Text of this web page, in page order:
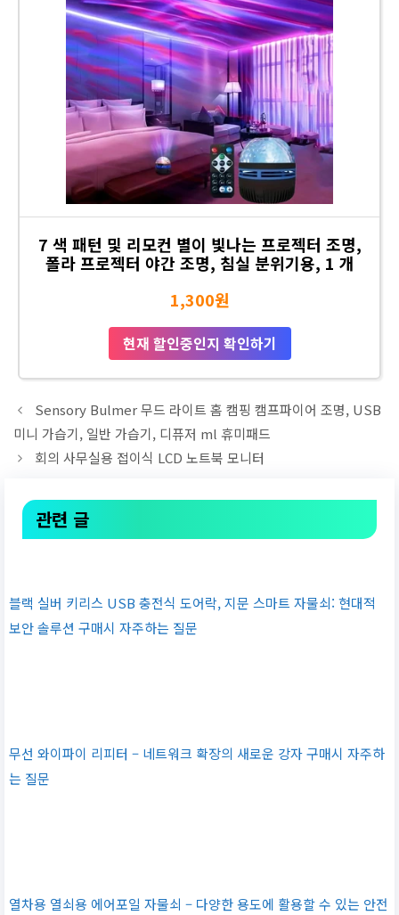
7 색 패턴 및 리모컨 별이 빛나는 프로젝터 조명,
폴라 프로젝터 야간 조명, 침실 분위기용, 1 개
1,300원
현재 할인중인지 확인하기
Sensory Bulmer 무드 라이트 홈 캠핑 캠프파이어 조명, USB
미니 가습기, 일반 가습기, 디퓨저 ml 휴미패드
회의 사무실용 접이식 LCD 노트북 모니터
관련 글
블랙 실버 키리스 USB 충전식 도어락, 지문 스마트 자물쇠: 현대적
보안 솔루션 구매시 자주하는 질문
무선 와이파이 리피터 – 네트워크 확장의 새로운 강자 구매시 자주하
는 질문
열차용 열쇠용 에어포일 자물쇠 – 다양한 용도에 활용할 수 있는 안전